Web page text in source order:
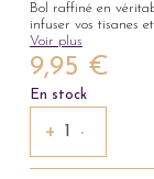
Bol raffiné en
infuser vos tisanes
Voir plus
9,95 €
En stock
+ −